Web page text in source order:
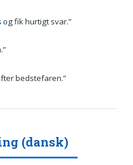
og fik hurtigt svar.”
bedstefaren.”
(dansk)